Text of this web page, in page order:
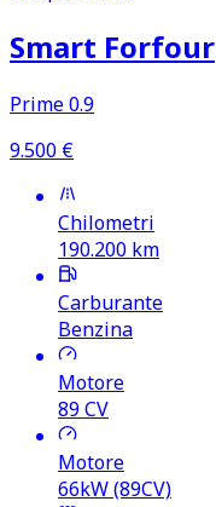
Smart Forfour
Prime 0.9
9.500 €
Chilometri
190.200 km
Carburante
Benzina
Motore
89CV
Motore
66kW (89CV)